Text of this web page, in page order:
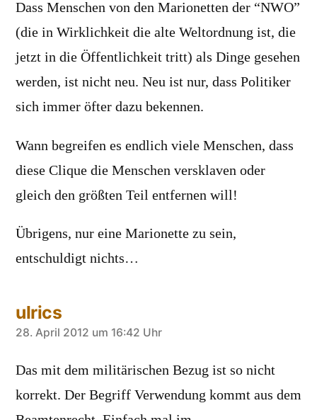
Dass Menschen von den Marionetten der “NWO”
(die in Wirklichkeit die alte Weltordnung ist, die
jetzt in die Öffentlichkeit tritt) als Dinge gesehen
werden, ist nicht neu. Neu ist nur, dass Politiker
sich immer öfter dazu bekennen.
Wann begreifen es endlich viele Menschen, dass
diese Clique die Menschen versklaven oder
gleich den größten Teil entfernen will!
Übrigens, nur eine Marionette zu sein,
entschuldigt nichts…
ulrics
sagt:
28. April 2012 um 16:42 Uhr
Das mit dem militärischen Bezug ist so nicht
korrekt. Der Begriff Verwendung kommt aus dem